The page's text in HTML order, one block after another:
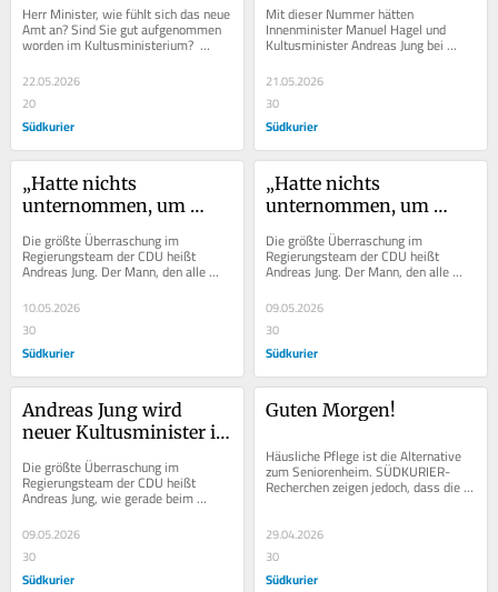
Jung seine drängendste
Aufgabe sieht
Herr Minister, wie fühlt sich das neue
Amt an? Sind Sie gut aufgenommen
worden im Kultusministerium?
wirklich sehr...
22.05.2026
20
Südkurier
überzeugt Christian
Streich
Mit dieser Nummer hätten
Innenminister Manuel Hagel und
Kultusminister Andreas Jung bei
„Wetten, dass..?“ antreten können.
Wetten, dass Sie es...
21.05.2026
30
Südkurier
„Hatte nichts
unternommen, um
mich ins Gespräch zu
bringen“: Warum Jung
trotzdem
Die größte Überraschung im
Regierungsteam der CDU heißt
Andreas Jung. Der Mann, den alle
Menschen in Baden-Württemberg
eher mit Berlin als mit...
10.05.2026
30
Südkurier
„Hatte nichts
unternommen, um
mich ins Gespräch zu
bringen“: Warum Jung
trotzdem
Die größte Überraschung im
Regierungsteam der CDU heißt
Andreas Jung. Der Mann, den alle
Menschen in Baden-Württemberg
eher mit Berlin als mit...
09.05.2026
30
Südkurier
Andreas Jung wird
neuer Kultusminister in
Die größte Überraschung im
Regierungsteam der CDU heißt
Andreas Jung, wie gerade beim
Landesparteitag in Korntal
durchgesickert ist. Der Mann aus...
09.05.2026
30
Südkurier
Guten Morgen!
Häusliche Pflege ist die Alternative
zum Seniorenheim. SÜDKURIER-
Recherchen zeigen jedoch, dass die
meist osteuropäischen Pflegerinnen
29.04.2026
30
Südkurier